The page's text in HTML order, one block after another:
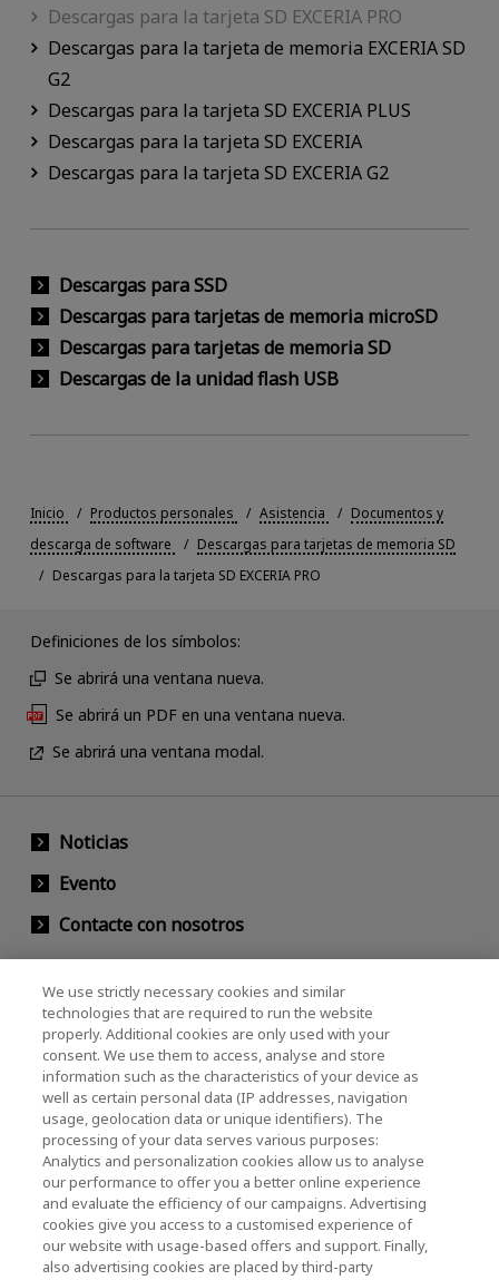
Descargas para la tarjeta SD EXCERIA PRO
Descargas para la tarjeta de memoria EXCERIA SD
G2
Descargas para la tarjeta SD EXCERIA PLUS
Descargas para la tarjeta SD EXCERIA
Descargas para la tarjeta SD EXCERIA G2
Descargas para SSD
Descargas para tarjetas de memoria microSD
Descargas para tarjetas de memoria SD
Descargas de la unidad flash USB
Inicio Productos personales Asistencia
Documentos y
descarga de software
Descargas para tarjetas de memoria SD
Descargas para la tarjeta SD EXCERIA PRO
Definiciones de los símbolos:
Se abrirá una ventana nueva.
Se abrirá un PDF en una ventana nueva.
Se abrirá una ventana modal.
Noticias
Evento
Contacte con nosotros
KIOXIA Holdings Corporation (Relaciones
Corporativas / Inversionistas)
KIOXIA Holdings Corporation Home
Relación con inversores
We use strictly necessary cookies and similar
technologies that are required to run the website
properly. Additional cookies are only used with your
consent. We use them to access, analyse and store
information such as the characteristics of your device as
well as certain personal data (IP addresses, navigation
usage, geolocation data or unique identifiers). The
processing of your data serves various purposes:
Analytics and personalization cookies allow us to analyse
our performance to offer you a better online experience
and evaluate the efficiency of our campaigns. Advertising
cookies give you access to a customised experience of
our website with usage-based offers and support. Finally,
also advertising cookies are placed by third-party